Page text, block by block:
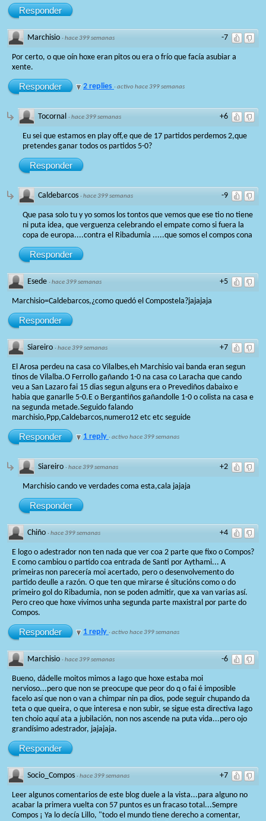
Responder
-7
Marchisio ·hace 399 semanas
Por certo, o que oín hoxe eran pitos ou era o frío que facía asubiar a
xente.
Responder 2 replies ·activo hace 399 semanas
+6
Tocornal ·hace 399 semanas
Eu sei que estamos en play off,e que de 17 partidos perdemos 2,que
pretendes ganar todos os partidos 5-0?
Responder
-9
Caldebarcos ·hace 399 semanas
Que pasa solo tu y yo somos los tontos que vemos que ese tio no tiene
ni puta idea, que verguenza celebrando el empate como si fuera la
copa de europa....contra el Ribadumia .....que somos el compos cona
Responder
+5
Esede ·hace 399 semanas
Marchisio=Caldebarcos,¿como quedó el Compostela?jajajaja
Responder
+7
Siareiro ·hace 399 semanas
El Arosa perdeu na casa co Vilalbes,eh Marchisio vai banda eran segun
tinos de Vilalba.O Ferrollo gañando 1-0 na casa co Laracha que cando
veu a San Lazaro fai 15 dias segun alguns era o Prevediños dabaixo e
habia que ganarlle 5-0.E o Bergantiños gañandolle 1-0 o colista na casa e
na segunda metade.Seguido falando
marchisio,Ppp,Caldebarcos,numero12 etc etc seguide
Responder 1 reply ·activo hace 399 semanas
+2
Siareiro ·hace 399 semanas
Marchisio cando ve verdades coma esta,cala jajaja
Responder
+4
Chiño ·hace 399 semanas
E logo o adestrador non ten nada que ver coa 2 parte que fixo o Compos?
E como cambiou o partido coa entrada de Santi por Aythami... A
primeiras non parecería moi acertado, pero o desenvolvemento do
partido deulle a razón. O que ten que mirarse é situcións como o do
primeiro gol do Ribadumia, non se poden admitir, que xa van varias así.
Pero creo que hoxe vivimos unha segunda parte maxistral por parte do
Compos.
Responder 1 reply ·activo hace 399 semanas
-6
Marchisio ·hace 399 semanas
Bueno, dádelle moitos mimos a Iago que hoxe estaba moi
nervioso...pero que non se preocupe que peor do q o fai é imposible
facelo así que non o van a chimpar nin pa dios, pode seguir chupando da
teta o que queira, o que interesa e non subir, se sigue esta directiva Iago
ten choio aquí ata a jubilación, non nos ascende na puta vida...pero ojo
grandísimo adestrador, jajajaja.
Responder
+7
Socio_Compos ·hace 399 semanas
Leer algunos comentarios de este blog duele a la vista...para alguno no
acabar la primera vuelta con 57 puntos es un fracaso total...Sempre
Compos ¡ Ya lo decía Lillo, "todo el mundo tiene derecho a comentar,